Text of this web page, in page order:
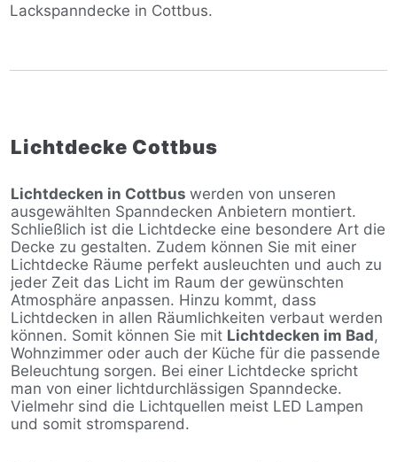
Lackspanndecke in Cottbus.
Lichtdecke Cottbus
Lichtdecken in Cottbus werden von unseren
ausgewählten Spanndecken Anbietern montiert.
Schließlich ist die Lichtdecke eine besondere Art die
Decke zu gestalten. Zudem können Sie mit einer
Lichtdecke Räume perfekt ausleuchten und auch zu
jeder Zeit das Licht im Raum der gewünschten
Atmosphäre anpassen. Hinzu kommt, dass
Lichtdecken in allen Räumlichkeiten verbaut werden
können. Somit können Sie mit Lichtdecken im Bad,
Wohnzimmer oder auch der Küche für die passende
Beleuchtung sorgen. Bei einer Lichtdecke spricht
man von einer lichtdurchlässigen Spanndecke.
Vielmehr sind die Lichtquellen meist LED Lampen
und somit stromsparend.